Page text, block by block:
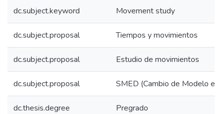
dc.subject.keyword Movement study
dc.subject.proposal Tiempos y movimientos
dc.subject.proposal Estudio de movimientos
dc.subject.proposal SMED (Cambio de Modelo
dc.thesis.degree Pregrado